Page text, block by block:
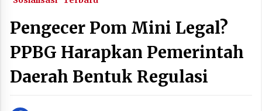
Pengecer Pom Mini Legal?
PPBG Harapkan Pemerintah
Daerah Bentuk Regulasi